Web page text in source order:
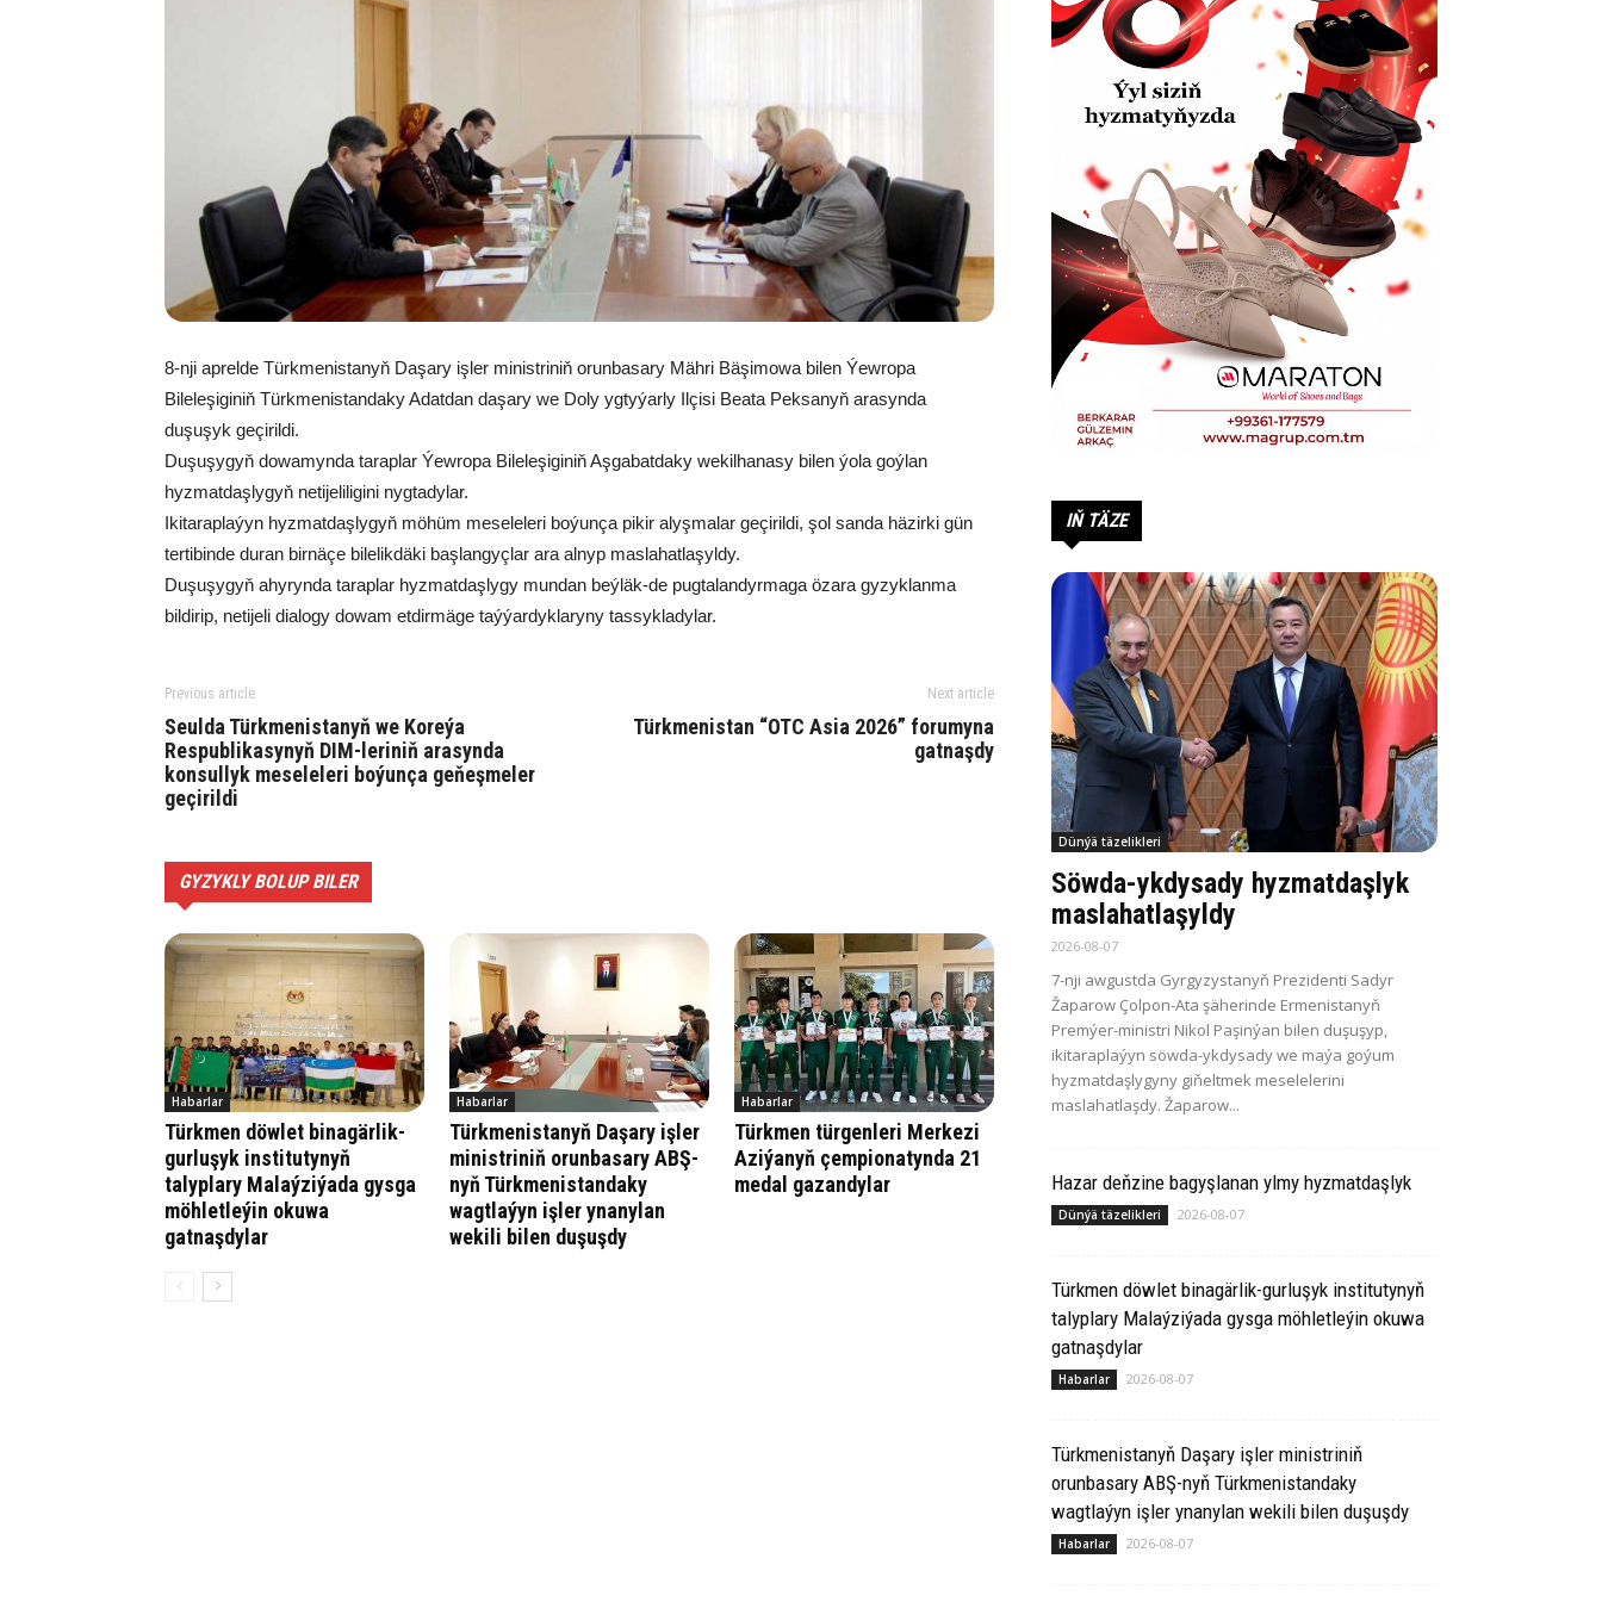
8-nji aprelde Türkmenistanyň Daşary işler ministriniň orunbasary Mähri Bäşimowa bilen Ýewropa
Bileleşiginiň Türkmenistandaky Adatdan daşary we Doly ygtyýarly Ilçisi Beata Peksanyň arasynda
duşuşyk geçirildi.
Duşuşygyň dowamynda taraplar Ýewropa Bileleşiginiň Aşgabatdaky wekilhanasy bilen ýola goýlan
hyzmatdaşlygyň netijeliligini nygtadylar.
Ikitaraplaýyn hyzmatdaşlygyň möhüm meseleleri boýunça pikir alyşmalar geçirildi, şol sanda häzirki gün
tertibinde duran birnäçe bilelikdäki başlangyçlar ara alnyp maslahatlaşyldy.
Duşuşygyň ahyrynda taraplar hyzmatdaşlygy mundan beýläk-de pugtalandyrmaga özara gyzyklanma
bildirip, netijeli dialogy dowam etdirmäge taýýardyklaryny tassykladylar.
Previous article
Seulda Türkmenistanyň we Koreýa
Respublikasynyň DIM-leriniň arasynda
konsullyk meseleleri boýunça geňeşmeler
geçirildi
Next article
Türkmenistan “OTC Asia 2026” forumyna
gatnaşdy
GYZYKLY BOLUP BILER
Habarlar
Türkmen döwlet binagärlik-
gurluşyk institutynyň
talyplary Malaýziýada gysga
möhletleýin okuwa
gatnaşdylar
Habarlar
Türkmenistanyň Daşary işler
ministriniň orunbasary ABŞ-
nyň Türkmenistandaky
wagtlaýyn işler ynanylan
wekili bilen duşuşdy
Habarlar
Türkmen türgenleri Merkezi
Aziýanyň çempionatynda 21
medal gazandylar
IŇ TÄZE
Dünýä täzelikleri
Söwda-ykdysady hyzmatdaşlyk
maslahatlaşyldy
2026-08-07
7-nji awgustda Gyrgyzystanyň Prezidenti Sadyr
Žaparow Çolpon-Ata şäherinde Ermenistanyň
Premýer-ministri Nikol Paşinýan bilen duşuşyp,
ikitaraplaýyn söwda-ykdysady we maýa goýum
hyzmatdaşlygyny giňeltmek meselelerini
maslahatlaşdy. Žaparow...
Hazar deňzine bagyşlanan ylmy hyzmatdaşlyk
Dünýä täzelikleri 2026-08-07
Türkmen döwlet binagärlik-gurluşyk institutynyň
talyplary Malaýziýada gysga möhletleýin okuwa
gatnaşdylar
Habarlar 2026-08-07
Türkmenistanyň Daşary işler ministriniň
orunbasary ABŞ-nyň Türkmenistandaky
wagtlaýyn işler ynanylan wekili bilen duşuşdy
Habarlar 2026-08-07